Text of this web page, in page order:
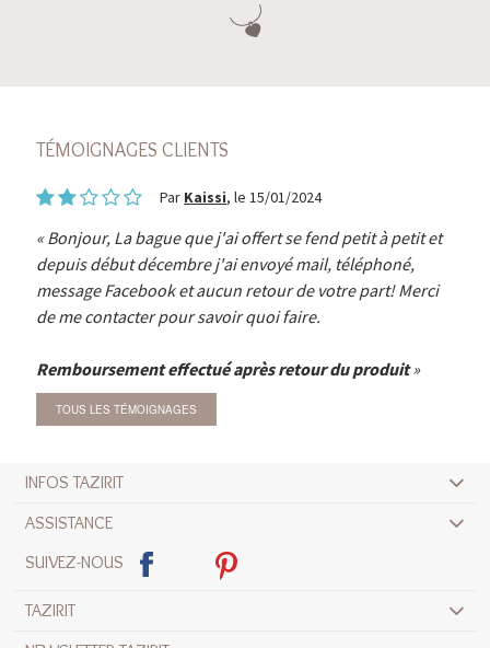
TÉMOIGNAGES CLIENTS
Par Kaissi, le 15/01/2024
Bonjour, La bague que j'ai offert se fend petit à petit et
depuis début décembre j'ai envoyé mail, téléphoné,
message Facebook et aucun retour de votre part! Merci
de me contacter pour savoir quoi faire.
Remboursement effectué après retour du produit
TOUS LES TÉMOIGNAGES
INFOS TAZIRIT
ASSISTANCE
SUIVEZ-NOUS
TAZIRIT